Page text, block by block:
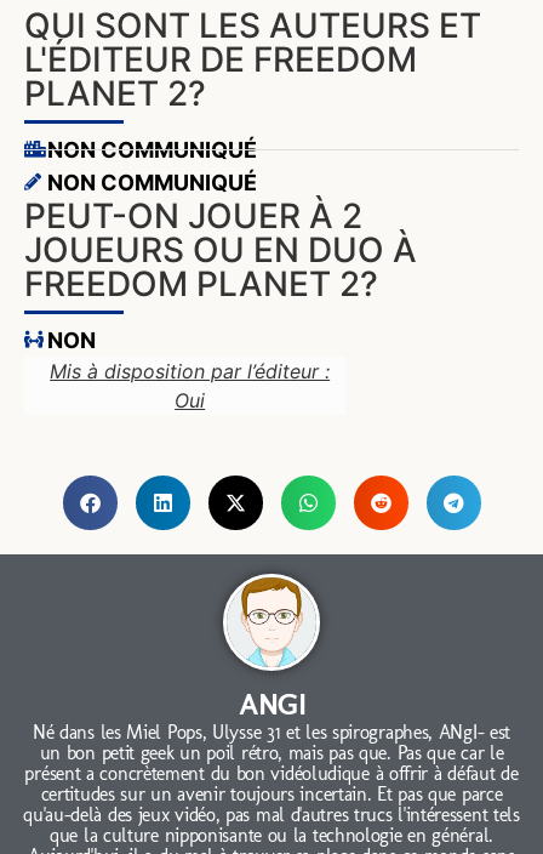
QUI SONT LES AUTEURS ET
L'ÉDITEUR DE FREEDOM
PLANET 2?
NON COMMUNIQUÉ
NON COMMUNIQUÉ
PEUT-ON JOUER À 2
JOUEURS OU EN DUO À
FREEDOM PLANET 2?
NON
Mis à disposition par l’éditeur :
Oui
ANGI
Né dans les Miel Pops, Ulysse 31 et les spirographes, ANgI- est
un bon petit geek un poil rétro, mais pas que. Pas que car le
présent a concrètement du bon vidéoludique à offrir à défaut de
certitudes sur un avenir toujours incertain. Et pas que parce
qu'au-delà des jeux vidéo, pas mal d'autres trucs l'intéressent tels
que la culture nipponisante ou la technologie en général.